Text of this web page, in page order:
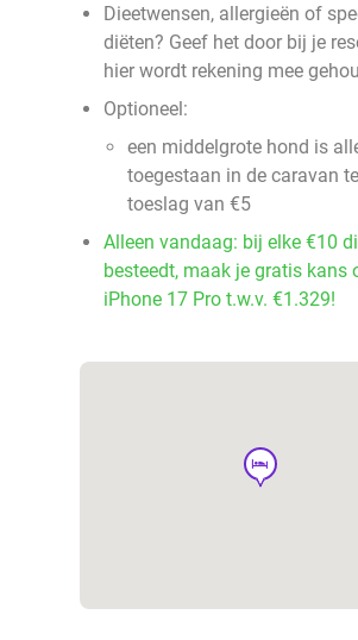
Dieetwensen, allergieën of
diëten? Geef het door bij je
hier wordt rekening mee
Optioneel:
een middelgrote hond is
toegestaan in de caravan
toeslag van €5
Alleen vandaag: bij elke €10
besteedt, maak je gratis kans
iPhone 17 Pro t.w.v. €1.329!
hotel